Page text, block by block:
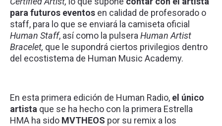
para futuros eventos en calidad de profesorado o
staff, para lo que se enviará la camiseta oficial
Human Staff, así como la pulsera Human Artist
Bracelet, que le supondrá ciertos privilegios dentro
del ecostistema de Human Music Academy.
En esta primera edición de Human Radio, el único
artista que se ha hecho con la primera Estrella
HMA ha sido MVTHEOS por su remix a los